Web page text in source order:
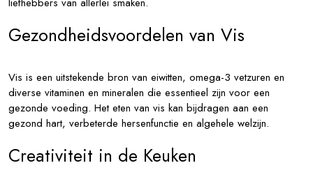
Gezondheidsvoordelen van Vis
Vis is een uitstekende bron van eiwitten, omega-3 vetzuren en
diverse vitaminen en mineralen die essentieel zijn voor een
gezonde voeding. Het eten van vis kan bijdragen aan een
gezond hart, verbeterde hersenfunctie en algehele welzijn.
Creativiteit in de Keuken